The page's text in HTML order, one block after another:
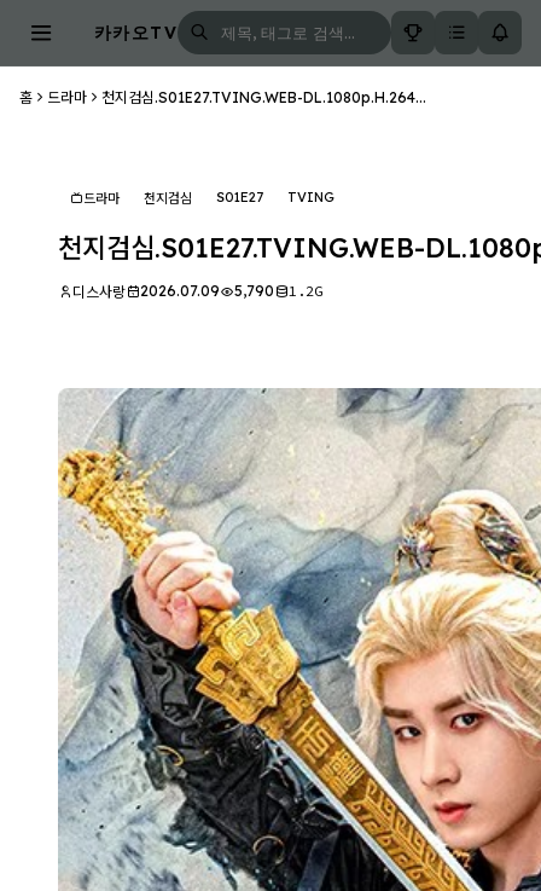
카카오TV
홈 드라마 천지검심.S01E27.TVING.WEB-DL.1080p.H.264...
드라마 천지검심 S01E27 TVING
천지검심.S01E27.TVING.WEB-
디스사랑 2026.07.09 5,790 1.2G